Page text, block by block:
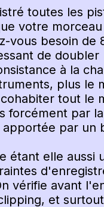
toutes les
votre
vous besoin de
de doubler
à la
plus le
tout le
forcément par
par un
étant elle aussi
vérifie avant
et